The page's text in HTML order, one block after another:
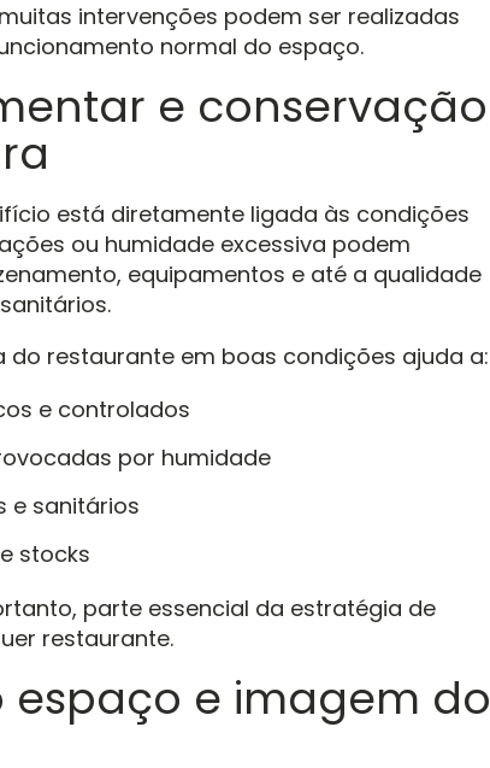
intervenções podem ser realizadas
normal do espaço.
e conservação
está diretamente ligada às condições
ou humidade excessiva podem
equipamentos e até a qualidade
do restaurante em boas condições ajuda a:
e controlados
por humidade
e sanitários
stocks
parte essencial da estratégia de
restaurante.
espaço e imagem do